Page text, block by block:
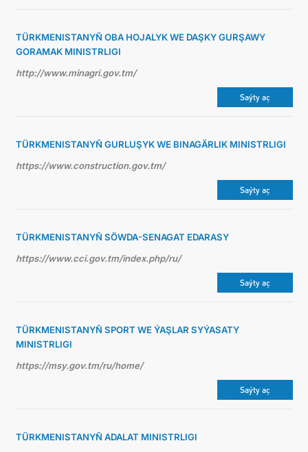
TÜRKMENISTANYŇ OBA HOJALYK WE DAŞKY GURŞAWY
GORAMAK MINISTRLIGI
http://www.minagri.gov.tm/
Saýty aç
TÜRKMENISTANYŇ GURLUŞYK WE BINAGÄRLIK MINISTRLIGI
https://www.construction.gov.tm/
Saýty aç
TÜRKMENISTANYŇ SÖWDA-SENAGAT EDARASY
https://www.cci.gov.tm/index.php/ru/
Saýty aç
TÜRKMENISTANYŇ SPORT WE ÝAŞLAR SYÝASATY
MINISTRLIGI
https://msy.gov.tm/ru/home/
Saýty aç
TÜRKMENISTANYŇ ADALAT MINISTRLIGI